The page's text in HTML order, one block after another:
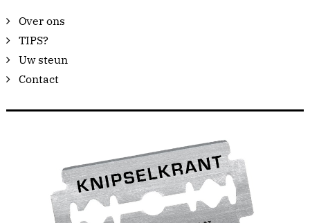
Over ons
TIPS?
Uw steun
Contact